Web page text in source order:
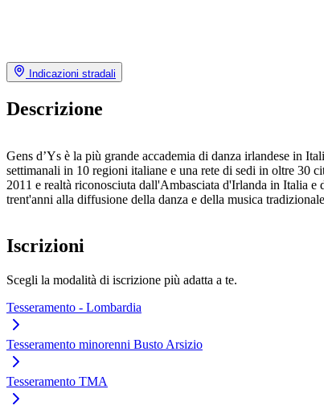
Indicazioni stradali
Descrizione
Gens d’Ys è la più grande accademia di danza irlandese in
settimanali in 10 regioni italiane e una rete di sedi in oltre 30
2011 e realtà riconosciuta dall'Ambasciata d'Irlanda in Italia
trent'anni alla diffusione della danza e della musica
Iscrizioni
Scegli la modalità di iscrizione più adatta a te.
Tesseramento - Lombardia
Tesseramento minorenni Busto Arsizio
Tesseramento TMA